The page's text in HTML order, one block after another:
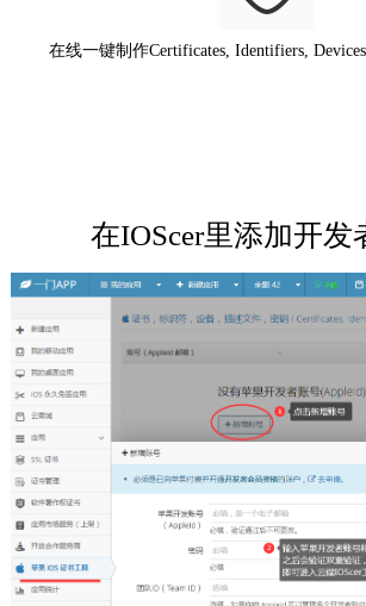
在线一键制作Certificates, Identifiers,
在IOScer里添加开发